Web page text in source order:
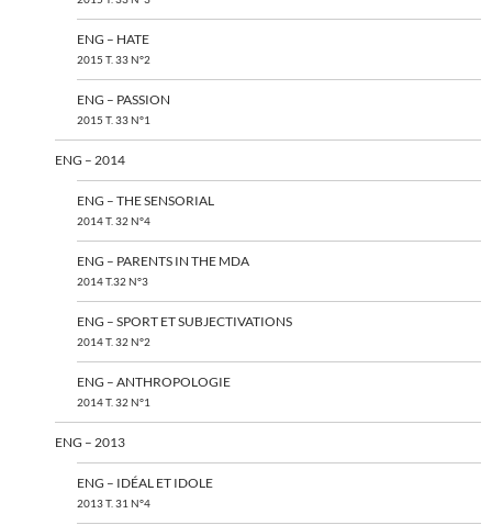
ENG – HATE
2015 T. 33 N°2
ENG – PASSION
2015 T. 33 N°1
ENG – 2014
ENG – THE SENSORIAL
2014 T. 32 N°4
ENG – PARENTS IN THE MDA
2014 T.32 N°3
ENG – SPORT ET SUBJECTIVATIONS
2014 T. 32 N°2
ENG – ANTHROPOLOGIE
2014 T. 32 N°1
ENG – 2013
ENG – IDÉAL ET IDOLE
2013 T. 31 N°4